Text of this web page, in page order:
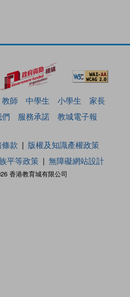
教師 中學生 小學生
家長
服務承諾 教城電子報
香港教育城有限公司
款
版權及知識產權政策
平等政策 無障礙網站設計